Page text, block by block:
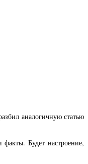
аналогичную статью
Будет настроение,